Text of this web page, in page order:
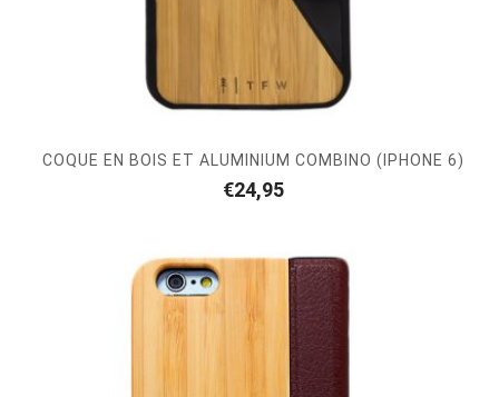
COQUE EN BOIS ET ALUMINIUM COMBINO (IPHONE 6)
€24,95